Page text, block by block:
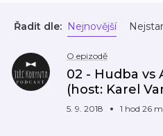
Řadit dle: Nejnovější
O epizodě
02 - Hudba vs
(host: Karel
5. 9. 2018 1 hod 26